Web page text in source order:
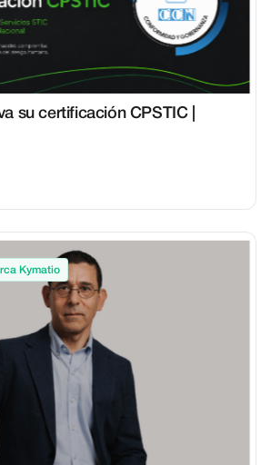
su certificación CPSTIC |
Kymatio